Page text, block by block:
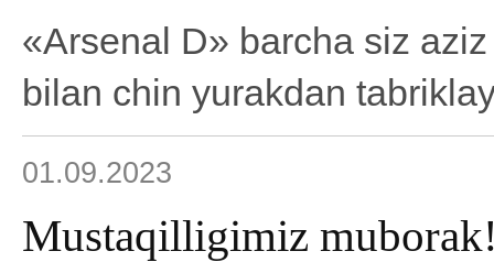
«Arsenal D» barcha siz
bilan chin yurakdan
01.09.2023
Mustaqilligimiz